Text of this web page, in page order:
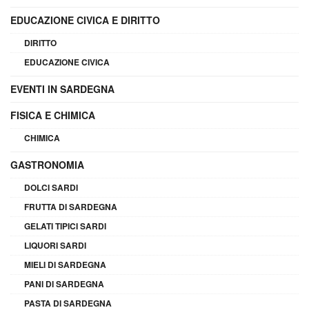
EDUCAZIONE CIVICA E DIRITTO
DIRITTO
EDUCAZIONE CIVICA
EVENTI IN SARDEGNA
FISICA E CHIMICA
CHIMICA
GASTRONOMIA
DOLCI SARDI
FRUTTA DI SARDEGNA
GELATI TIPICI SARDI
LIQUORI SARDI
MIELI DI SARDEGNA
PANI DI SARDEGNA
PASTA DI SARDEGNA